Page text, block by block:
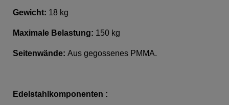
Gewicht: 18 kg
Maximale Belastung: 150 kg
Seitenwände: Aus gegossenes PMMA.
Edelstahlkomponenten :